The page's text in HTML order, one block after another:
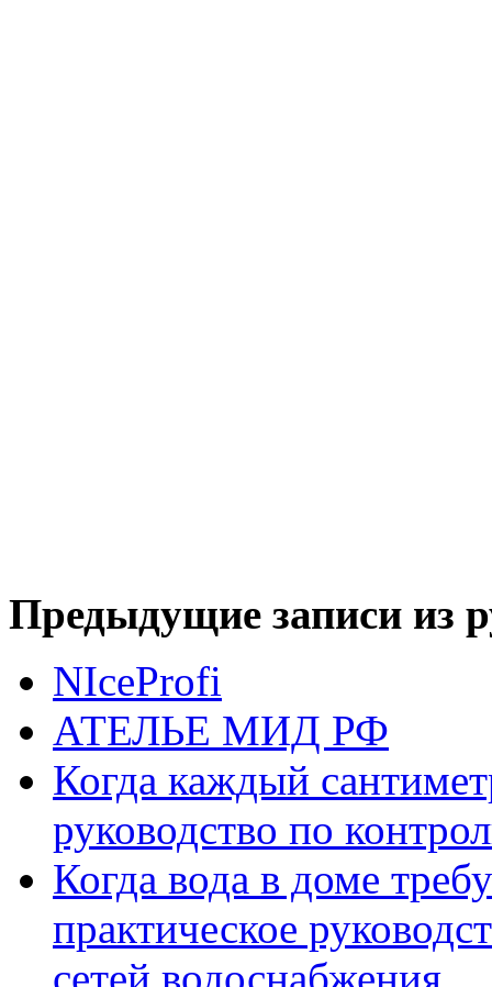
Предыдущие записи из
NIceProfi
АТЕЛЬЕ МИД РФ
Когда каждый
руководство по
Когда вода в доме
практическое
сетей водоснабжения